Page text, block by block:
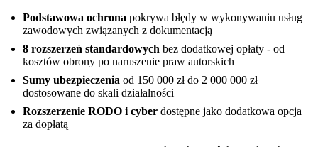
Podstawowa ochrona pokrywa błędy w wykonywaniu usług
zawodowych związanych z dokumentacją
8 rozszerzeń standardowych bez dodatkowej opłaty - od
kosztów obrony po naruszenie praw autorskich
Sumy ubezpieczenia od 150 000 zł do 2 000 000 zł
dostosowane do skali działalności
Rozszerzenie RODO i cyber dostępne jako dodatkowa opcja
za dopłatą